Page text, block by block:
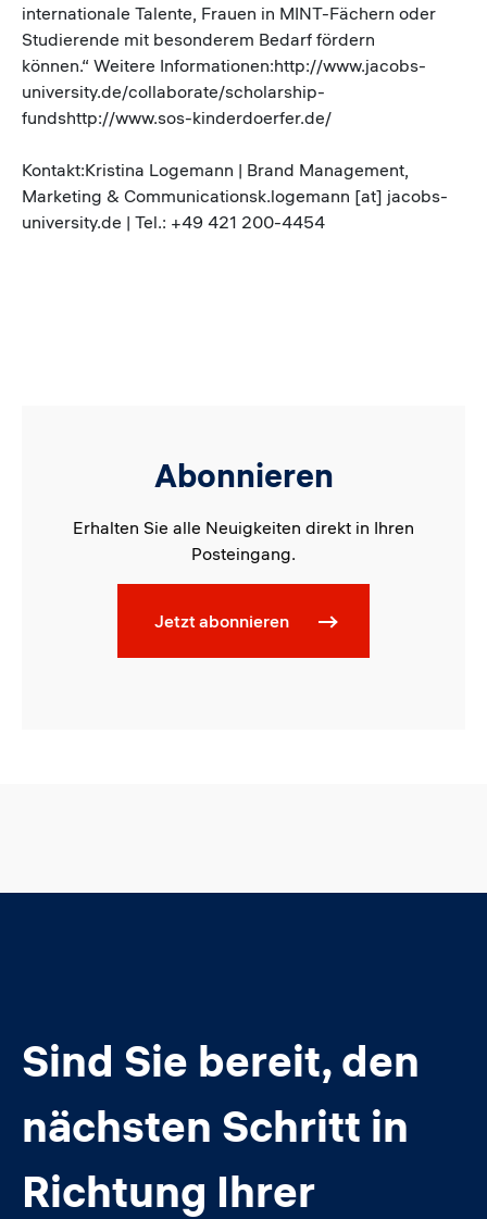
internationale Talente, Frauen in MINT-Fächern oder
Studierende mit besonderem Bedarf fördern
können.“ Weitere Informationen:http://www.jacobs-
university.de/collaborate/scholarship-
fundshttp://www.sos-kinderdoerfer.de/
Kontakt:Kristina Logemann | Brand Management,
Marketing & Communicationsk.logemann [at] jacobs-
university.de | Tel.: +49 421 200-4454
Abonnieren
Erhalten Sie alle Neuigkeiten direkt in Ihren
Posteingang.
Jetzt abonnieren
Sind Sie bereit, den
nächsten Schritt in
Richtung Ihrer